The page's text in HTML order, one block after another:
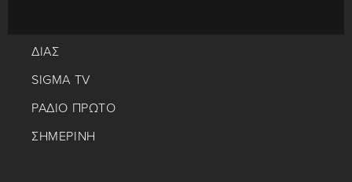
ΔΙΑΣ
SIGMA TV
ΡΑΔΙΟ ΠΡΩΤΟ
ΣΗΜΕΡΙΝΗ